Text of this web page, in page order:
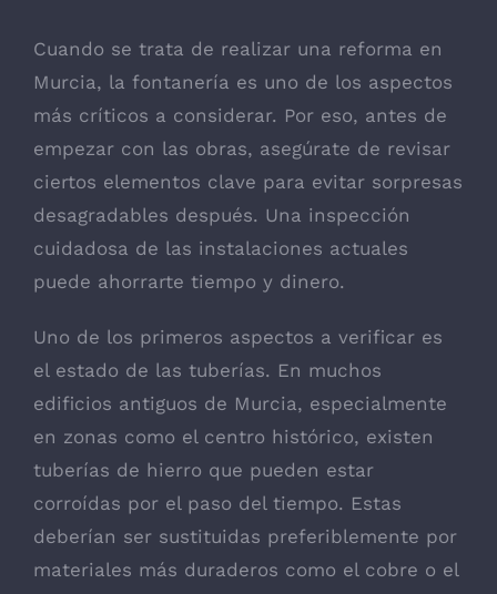
Cuando se trata de realizar una reforma en
Murcia, la fontanería es uno de los aspectos
más críticos a considerar. Por eso, antes de
empezar con las obras, asegúrate de revisar
ciertos elementos clave para evitar sorpresas
desagradables después. Una inspección
cuidadosa de las instalaciones actuales
puede ahorrarte tiempo y dinero.
Uno de los primeros aspectos a verificar es
el estado de las tuberías. En muchos
edificios antiguos de Murcia, especialmente
en zonas como el centro histórico, existen
tuberías de hierro que pueden estar
corroídas por el paso del tiempo. Estas
deberían ser sustituidas preferiblemente por
materiales más duraderos como el cobre o el